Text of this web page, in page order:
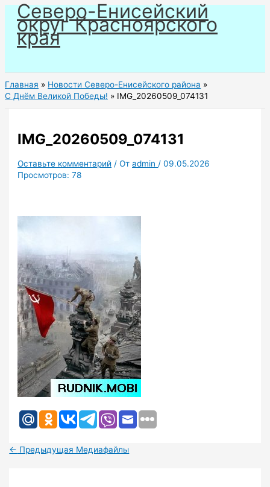
Перейти
содержимому
Северо-Енисейский
округ Красноярского
края
Главная
Новости Северо-Енисейского района
С Днём Великой Победы!
IMG_20260509_074131
IMG_20260509_074131
Оставьте комментарий / Отadmin /09.05.2026
Просмотров: 78
← Предыдущая Медиафайлы